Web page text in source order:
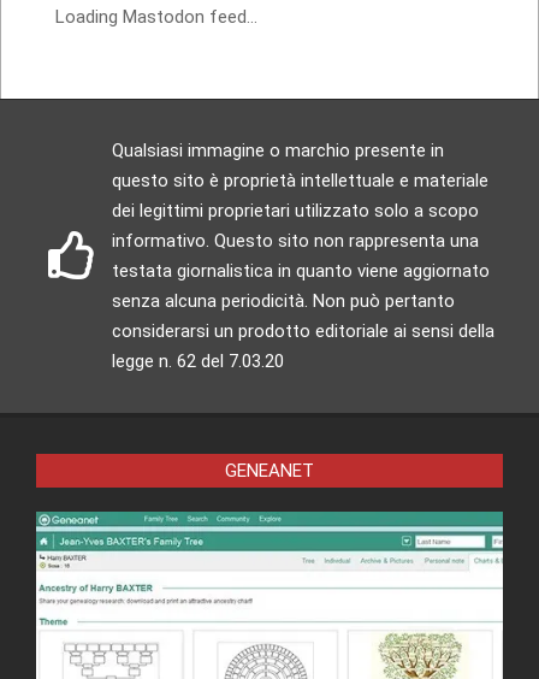
Loading Mastodon feed...
Qualsiasi immagine o marchio presente in
questo sito è proprietà intellettuale e materiale
dei legittimi proprietari utilizzato solo a scopo
informativo. Questo sito non rappresenta una
testata giornalistica in quanto viene aggiornato
senza alcuna periodicità. Non può pertanto
considerarsi un prodotto editoriale ai sensi della
legge n. 62 del 7.03.20
GENEANET